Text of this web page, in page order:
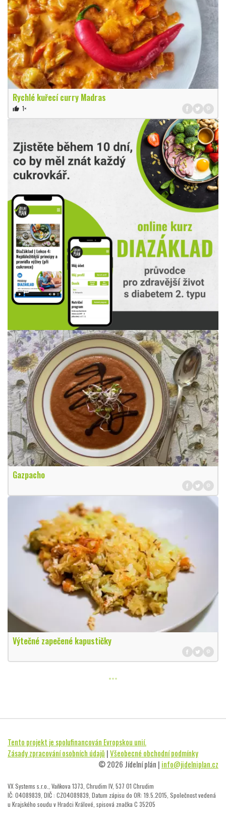
Rychlé kuřecí curry Madras
thumb_up 1×
Gazpacho
Výtečné zapečené kapustičky
Tento projekt je spolufinancován Evropskou unií.
Zásady zpracování osobních údajů |Všeobecné obchodní podmínky
© 2026 Jídelní plán | info@jidelniplan.cz
VX Systems s.r.o., Vaňkova 1373, Chrudim IV, 537 01 Chrudim
IČ: 04089839, DIČ : CZ04089839, Datum zápisu do OR: 19.5.2015, Společnost vedená
u Krajského soudu v Hradci Králové, spisová značka C 35205